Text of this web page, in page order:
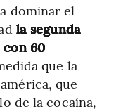
dominar el
la segunda
60
que la
que
de la cocaína,